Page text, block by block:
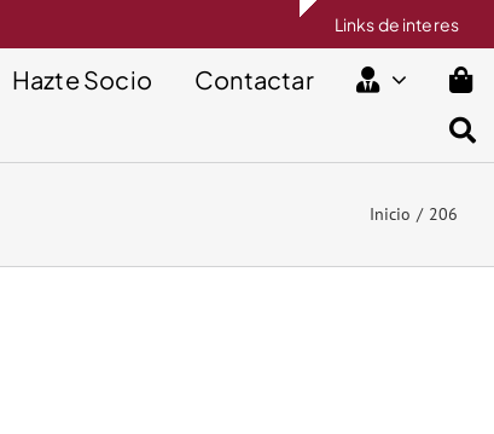
Links de interes
Hazte Socio Contactar
Inicio 206